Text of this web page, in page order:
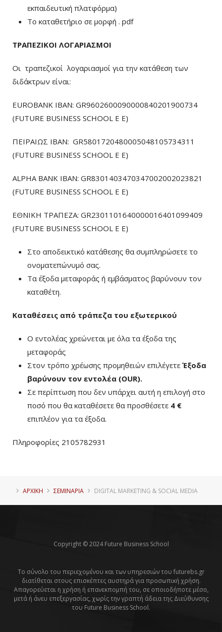
εκπαιδευτική πλατφόρμα)
To καταθετήριο σε μορφή . pdf
ΤΡΑΠΕΖΙΚΟΙ ΛΟΓΑΡΙΑΣΜΟΙ
Οι τραπεζικοί λογαριασμοί για την κατάθεση των
διδάκτρων είναι:
EUROBANK IBAN: GR9602600090000840201900734
(FUTURE BUSINESS SCHOOL E E)
ΠΕΙΡΑΙΩΣ ΙΒΑΝ: GR5801720480005048105734311
(FUTURE BUSINESS SCHOOL E E)
ALPHA BANK IBAN: GR8301403470347002002023821
(FUTURE BUSINESS SCHOOL E E)
ΕΘΝΙΚΗ ΤΡΑΠΕΖΑ: GR2301101640000016401099409
(FUTURE BUSINESS SCHOOL E E)
Στο αποδεικτικό κατάθεσης θα συμπληρώσετε το
ονοματεπώνυμό σας.
Τα έξοδα μεταφοράς ή εμβάσματος βαρύνουν τον
καταθέτη.
Καταθέσεις από τράπεζα του εξωτερικού
Ο εντολέας χρεώνεται με όλα τα έξοδα της
μεταφοράς
Στον τρόπο χρέωσης προμηθειών επιλέγετε Έξοδα
βαρύνουν τον εντολέα (ΟUR).
Σε περίπτωση που δεν υπάρχει αυτή η επιλογή στο
ποσό που θα καταθέσετε θα προσθέσετε 4 €
επιπλέον για τα έξοδα.
Πληροφορίες 2105782931
ΑΡΧΙΚΗ ΣΕΜΙΝΑΡΙΑ DIGITAL MARKETING & SOCIAL MEDIA
Copyright © 2024 Future Business School
Το σύνολο του περιεχομένου και των υπηρεσιών του futurebs.gr
διατίθεται στους επισκέπτες αυστηρά για προσωπική χρήση.
Απαγορεύεται η χρήση ή επανεκπομπή του, σε οποιοδήποτε μέσο,
μετά ή άνευ επεξεργασίας, χωρίς την γραπτή άδεια της Διεύθυνσης
του Future Business School.